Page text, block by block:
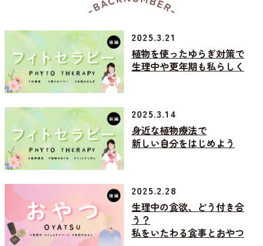
2025.3.21
植物を使ったゆらぎ対策で
生理中や更年期も私らしく
2025.3.14
身近な植物療法で
新しい自分をはじめよう
2025.2.28
生理中の食欲、どう付き合
う？
私をいたわる食事とおやつ